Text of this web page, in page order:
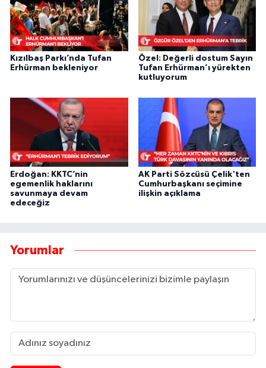
Kızılbaş Parkı’nda Tufan
Erhürman bekleniyor
Özel: Değerli dostum Sayın
Tufan Erhürman’ı yürekten
kutluyorum
Erdoğan: KKTC’nin
egemenlik haklarını
savunmaya devam
edeceğiz
AK Parti Sözcüsü Çelik'ten
Cumhurbaşkanı seçimine
ilişkin açıklama
Yorumlar